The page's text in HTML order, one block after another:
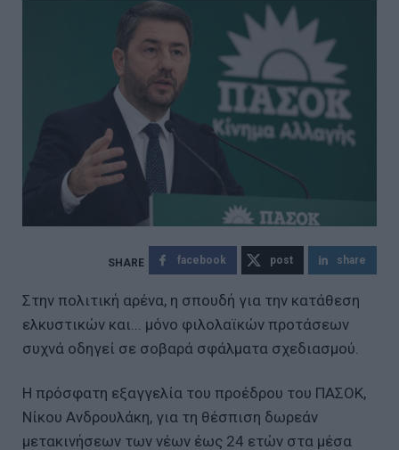
facebook post share
Στην πολιτική αρένα, η σπουδή για την κατάθεση
ελκυστικών και... μόνο φιλολαϊκών προτάσεων
συχνά οδηγεί σε σοβαρά σφάλματα σχεδιασμού.
Η πρόσφατη εξαγγελία του προέδρου του ΠΑΣΟΚ,
Νίκου Ανδρουλάκη, για τη θέσπιση δωρεάν
μετακινήσεων των νέων έως 24 ετών στα μέσα